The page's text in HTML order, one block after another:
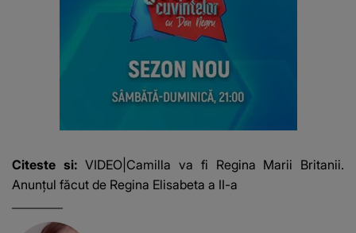
Citeste si:VIDEO|Camilla va fi Regina Marii Britanii.
Anunțul făcut de Regina Elisabeta a II-a